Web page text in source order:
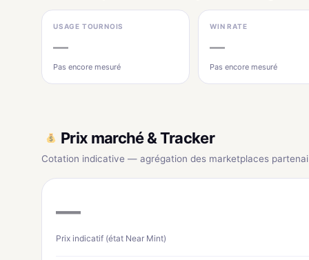
USAGE TOURNOIS
—
Pas encore mesuré
WIN RATE
—
Pas encore mesuré
Prix marché & Tracker
Cotation indicative — agrégation des marketplaces
—
Prix indicatif (état Near Mint)